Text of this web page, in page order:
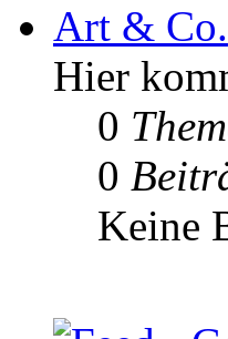
Hier
0
0
Keine